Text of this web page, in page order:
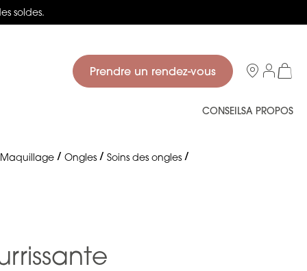
soldes.
Prendre un rendez-vous
Salons
Mon
CONSEILSA PROPOS
Maquillage Ongles Soins des ongles